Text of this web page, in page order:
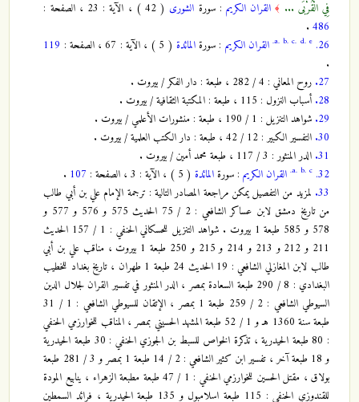
فِي الْقُرْبَى ... ﴾ القران الكريم: سورة الشورى( 42 ) ، الآية : 23 ، الصفحة :
486
.
26.
a. b. c. d. e. القران الكريم : سورةالمائدة ( 5 ) ، الآية : 67 ، الصفحة :
119
.
27. روح المعاني : 4 / 282 ، طبعة : دار الفكر / بيروت .
28. أسباب النزول : 115 ، طبعة : المكتبة الثقافية / بيروت .
29. شواهد التنزيل : 1 / 190 ، طبعة : منشورات الأعلمي / بيروت .
30. التفسير الكبير : 12 / 42 ، طبعة : دار الكتب العلمية / بيروت .
31. الدر المنثور : 3 / 117 ، طبعة محمد أمين / بيروت .
32.
a. b. c. القران الكريم : سورةالمائدة ( 5 ) ، الآية : 3 ، الصفحة : 107
.
33. لمزيد من التفصيل يمكن مراجعة المصادر التالية : ترجمة الإمام علي بن أبي طالب
من تاريخ دمشق لابن عساكر الشافعي : 2 / 75 الحديث 575 و 576 و 577 و
578 و 585 طبعة 1 بيروت . شواهد التنزيل للحسكاني الحنفي : 1 / 157 الحديث
211 و 212 و 213 و 214 و 215 و 250 طبعة 1 بيروت ، مناقب علي بن أبي
طالب لابن المغازلي الشافعي : 19 الحديث 24 طبعة 1 طهران ، تاريخ بغداد للخطيب
البغدادي : 8 / 290 طبعة السعادة بمصر ، الدر المنثور في تفسير القران لجلال الدين
السيوطي الشافعي : 2 / 259 طبعة 1 بمصر ، الإتقان للسيوطي الشافعي : 1 / 31
طبعة سنة 1360 هـ‍ و 1 / 52 طبعة المشهد الحسيني بمصر ، المناقب للخوارزمي الحنفي
: 80 طبعة الحيدرية ، تذكرة الخواص للسبط بن الجوزي الحنفي : 30 طبعة الحيدرية
و 18 طبعة آخر ، تفسير ابن كثير الشافعي : 2 / 14 طبعة 1 بمصر و 3 / 281 طبعة
بولاق ، مقتل الحسين للخوارزمي الحنفي : 1 / 47 طبعة مطبعة الزهراء ، ينابيع المودة
للقندوزي الحنفي : 115 طبعة اسلامبول و 135 طبعة الحيدرية ، فرائد السمطين